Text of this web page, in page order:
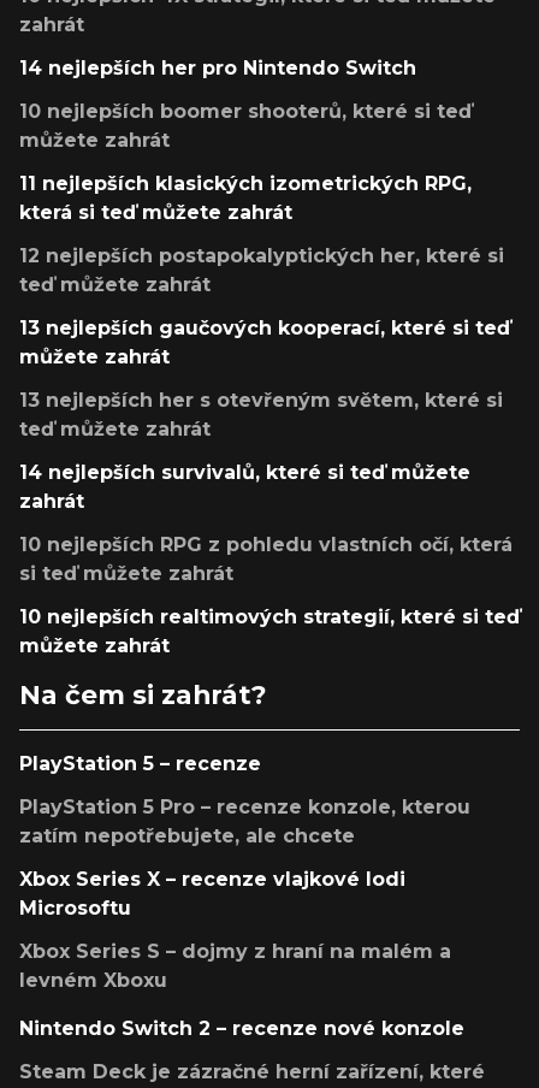
zahrát
14 nejlepších her pro Nintendo Switch
10 nejlepších boomer shooterů, které si teď
můžete zahrát
11 nejlepších klasických izometrických RPG,
která si teď můžete zahrát
12 nejlepších postapokalyptických her, které si
teď můžete zahrát
13 nejlepších gaučových kooperací, které si teď
můžete zahrát
13 nejlepších her s otevřeným světem, které si
teď můžete zahrát
14 nejlepších survivalů, které si teď můžete
zahrát
10 nejlepších RPG z pohledu vlastních očí, která
si teď můžete zahrát
10 nejlepších realtimových strategií, které si teď
můžete zahrát
Na čem si zahrát?
PlayStation 5 – recenze
PlayStation 5 Pro – recenze konzole, kterou
zatím nepotřebujete, ale chcete
Xbox Series X – recenze vlajkové lodi
Microsoftu
Xbox Series S – dojmy z hraní na malém a
levném Xboxu
Nintendo Switch 2 – recenze nové konzole
Steam Deck je zázračné herní zařízení, které